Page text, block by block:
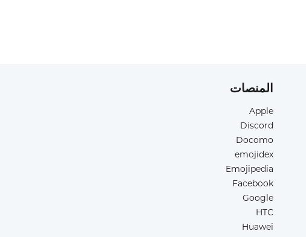
المنصات
Apple
Discord
Docomo
emojidex
Emojipedia
Facebook
Google
HTC
Huawei